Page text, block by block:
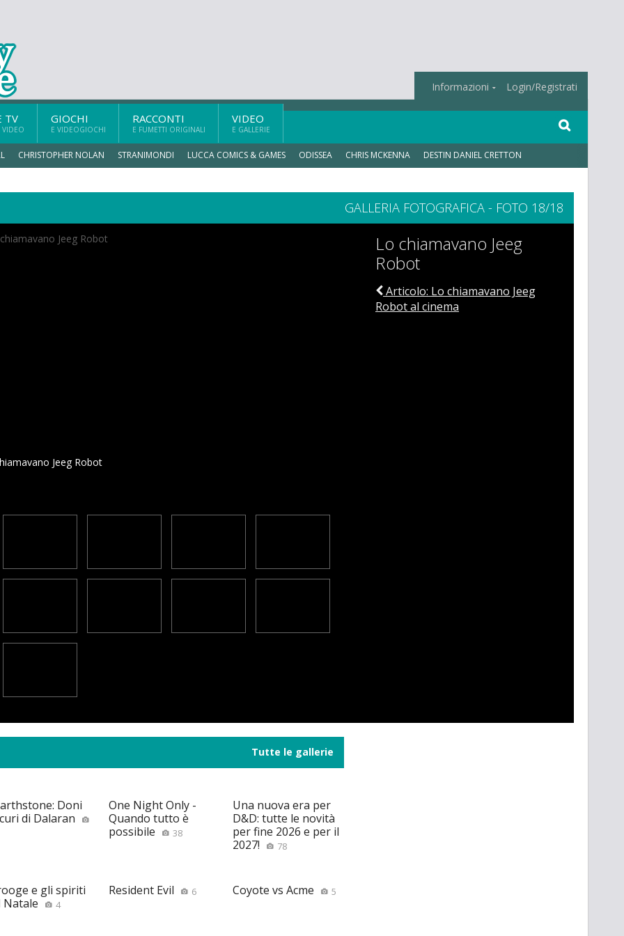
Informazioni Login/Registrati
TV
VIDEO
GIOCHI
E VIDEOGIOCHI
RACCONTI
E FUMETTI ORIGINALI
VIDEO
E GALLERIE
CHRISTOPHER NOLAN STRANIMONDI LUCCA COMICS & GAMES ODISSEA CHRIS MCKENNA DESTIN DANIEL CRETTON
GALLERIA FOTOGRAFICA - FOTO 18/18
Jeeg Robot
Lo chiamavano Jeeg
Robot
Articolo: Lo chiamavano Jeeg
Robot al cinema
Tutte le gallerie
Doni
di Dalaran
One Night Only -
Quando tutto è
possibile
38
Una nuova era per
D&D: tutte le novità
per fine 2026 e per il
2027!
78
e gli spiriti
Natale
4
Resident Evil 6 Coyote vs Acme 5